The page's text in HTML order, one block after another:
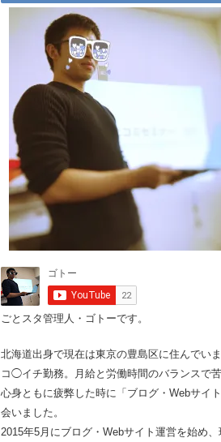
ごとスタ管理人・ゴトーです。
北海道出身で現在は東京の豊島区に住んでい
コ◯イチ勤務。月給と労働時間のバランスで苦
心身ともに疲弊した時に「ブログ・Webサイ
会いました。
2015年5月にブログ・Webサイト運営を始め、